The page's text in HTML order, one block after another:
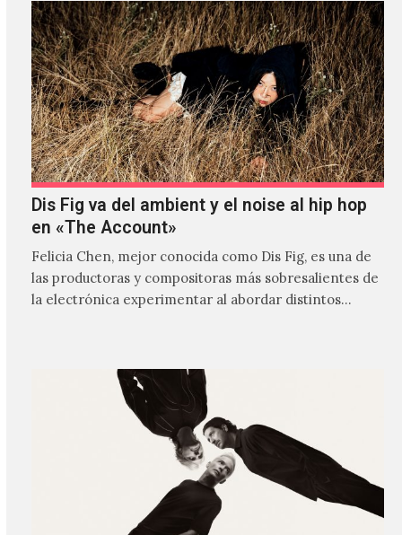
Dis Fig va del ambient y el noise al hip hop
en «The Account»
Felicia Chen, mejor conocida como Dis Fig, es una de
las productoras y compositoras más sobresalientes de
la electrónica experimentar al abordar distintos